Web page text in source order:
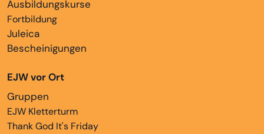
Ausbildungskurse
Fortbildung
Juleica
Bescheinigungen
EJW vor Ort
Gruppen
EJW Kletterturm
Thank God It's Friday